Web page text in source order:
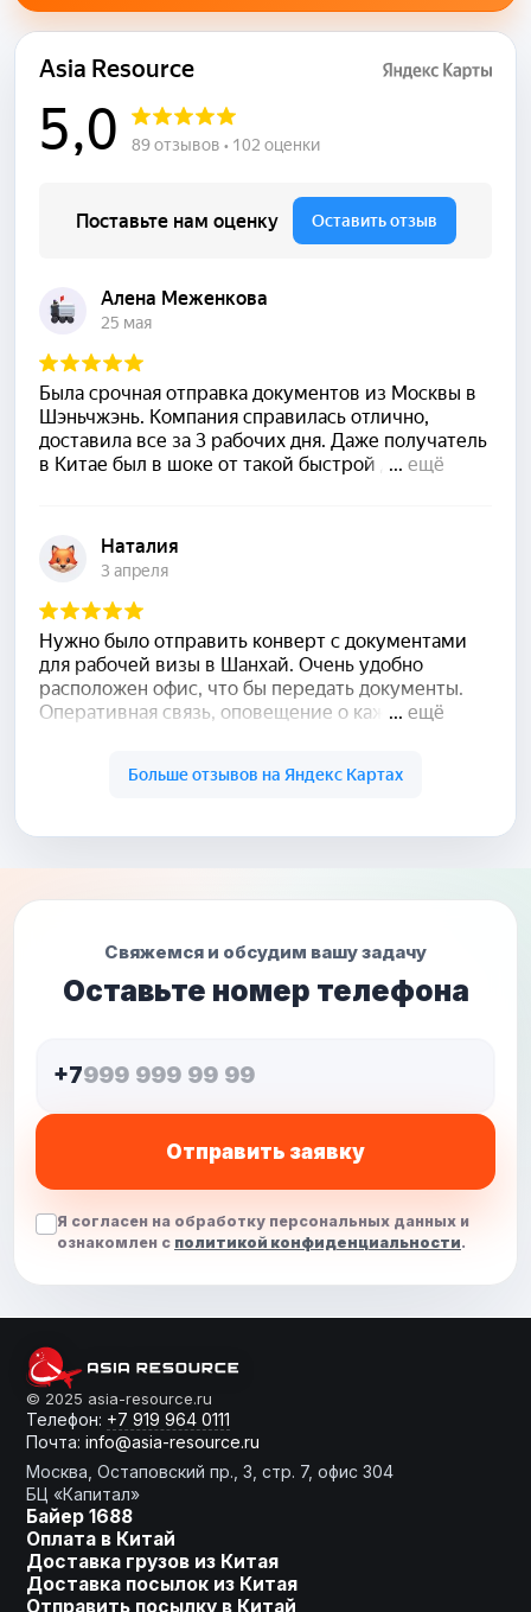
Свяжемся и обсудим вашу задачу
Оставьте номер телефона
+7
Отправить заявку
Я согласен на обработку персональных данных и
ознакомлен с политикой конфиденциальности.
Готовы получить
От слов к делу
Оставьте заявку, мы сделаем
для Вас индивидуальное
© 2025 asia-resource.ru
Телефон: +7 919 964 0111
Почта: info@asia-resource.ru
Москва, Остаповский пр., 3, стр. 7, офис 304
БЦ «Капитал»
Байер 1688
Оплата в Китай
Доставка грузов из Китая
Доставка посылок из Китая
Отправить посылку в Китай